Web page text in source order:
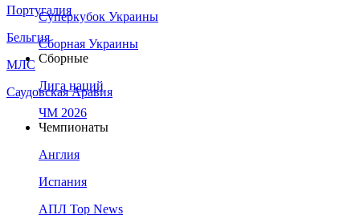
Португалия
Бельгия
МЛС
Саудовская Аравия
Суперкубок Украины
Сборная Украины
Сборные
Лига наций
ЧМ 2026
Чемпионаты
Англия
Испания
АПЛ Top News